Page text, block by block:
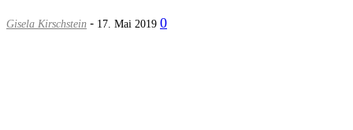
Gisela Kirschstein - 17. Mai 2019 0